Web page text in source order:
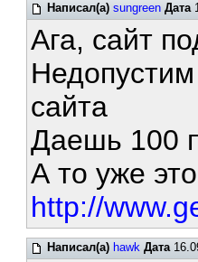
Написал(а) sungreen Дата
Ага, сайт
сайта
Даешь 100
А то уже
http://
Написал(а) hawk Дата